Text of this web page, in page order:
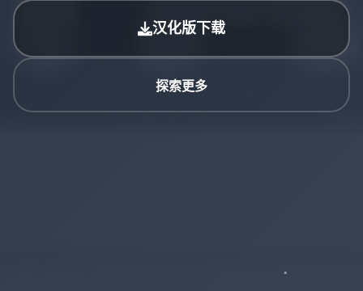
汉化版下载
探索更多